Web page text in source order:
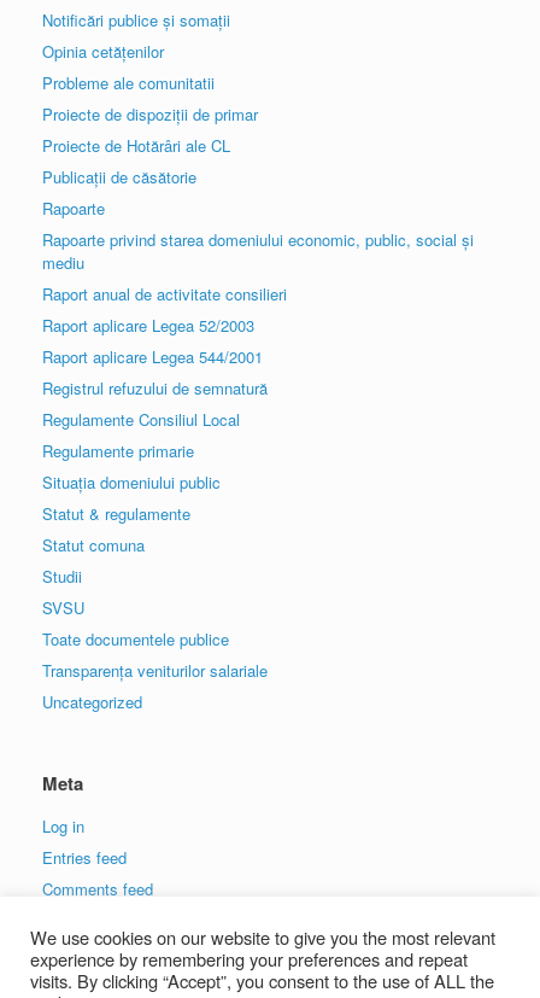
Notificări publice și somații
Opinia cetățenilor
Probleme ale comunitatii
Proiecte de dispoziții de primar
Proiecte de Hotărâri ale CL
Publicații de căsătorie
Rapoarte
Rapoarte privind starea domeniului economic, public, social și
mediu
Raport anual de activitate consilieri
Raport aplicare Legea 52/2003
Raport aplicare Legea 544/2001
Registrul refuzului de semnatură
Regulamente Consiliul Local
Regulamente primarie
Situația domeniului public
Statut & regulamente
Statut comuna
Studii
SVSU
Toate documentele publice
Transparența veniturilor salariale
Uncategorized
Meta
Log in
Entries feed
Comments feed
We use cookies on our website to give you the most relevant
experience by remembering your preferences and repeat
visits. By clicking “Accept”, you consent to the use of ALL the